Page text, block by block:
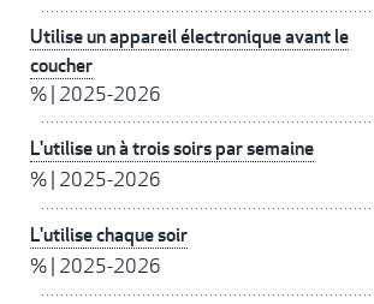
Utilise un appareil électronique avant le
coucher
% 2025-2026
L'utilise un à trois soirs par semaine
% 2025-2026
L'utilise chaque soir
% 2025-2026